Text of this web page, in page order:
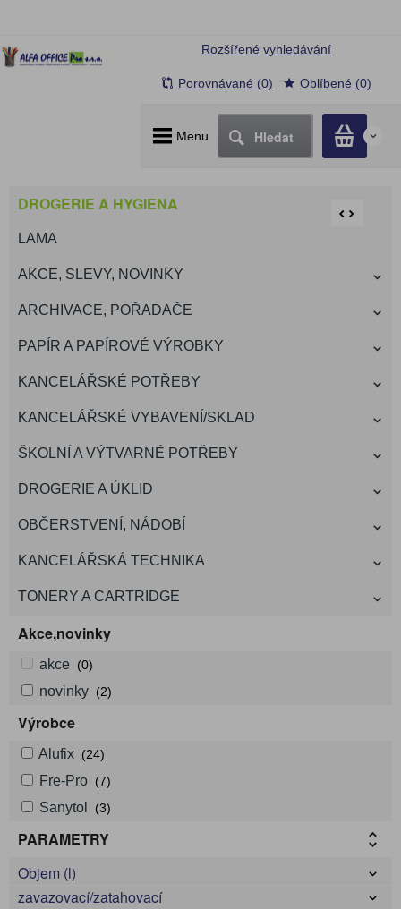
Menu Hledat 0
Rozšířené vyhledávání
Porovnávané (0) Oblíbené (0)
DROGERIE A HYGIENA
LAMA
AKCE, SLEVY, NOVINKY
ARCHIVACE, POŘADAČE
PAPÍR A PAPÍROVÉ VÝROBKY
KANCELÁŘSKÉ POTŘEBY
KANCELÁŘSKÉ VYBAVENÍ/SKLAD
ŠKOLNÍ A VÝTVARNÉ POTŘEBY
DROGERIE A ÚKLID
OBČERSTVENÍ, NÁDOBÍ
KANCELÁŘSKÁ TECHNIKA
TONERY A CARTRIDGE
Akce,novinky
akce (0)
novinky (2)
Výrobce
Alufix (24)
Fre-Pro (7)
Sanytol (3)
PARAMETRY
Objem (l)
zavazovací/zatahovací